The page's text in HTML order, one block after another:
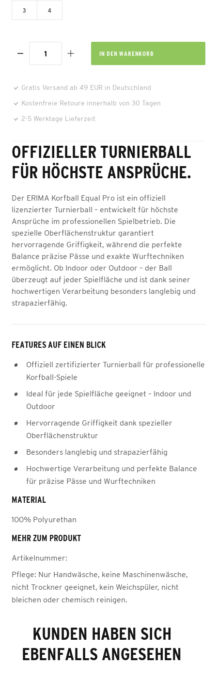
3 4
IN DEN WARENKORB
Gratis Versand ab 49 EUR in Deutschland
Kostenfreie Retoure innerhalb von 30 Tagen
2-5 Werktage Lieferzeit
OFFIZIELLER TURNIERBALL
FÜR HÖCHSTE ANSPRÜCHE.
Der ERIMA Korfball Equal Pro ist ein offiziell
lizenzierter Turnierball – entwickelt für höchste
Ansprüche im professionellen Spielbetrieb. Die
spezielle Oberflächenstruktur garantiert
hervorragende Griffigkeit, während die perfekte
Balance präzise Pässe und exakte Wurftechniken
ermöglicht. Ob Indoor oder Outdoor – der Ball
überzeugt auf jeder Spielfläche und ist dank seiner
hochwertigen Verarbeitung besonders langlebig und
strapazierfähig.
FEATURES AUF EINEN BLICK
Offiziell zertifizierter Turnierball für professionelle
Korfball-Spiele
Ideal für jede Spielfläche geeignet – Indoor und
Outdoor
Hervorragende Griffigkeit dank spezieller
Oberflächenstruktur
Besonders langlebig und strapazierfähig
Hochwertige Verarbeitung und perfekte Balance
für präzise Pässe und Wurftechniken
MATERIAL
100% Polyurethan
MEHR ZUM PRODUKT
Artikelnummer:
Pflege: Nur Handwäsche, keine Maschinenwäsche,
nicht Trockner geeignet, kein Weichspüler, nicht
bleichen oder chemisch reinigen.
KUNDEN HABEN SICH
EBENFALLS ANGESEHEN